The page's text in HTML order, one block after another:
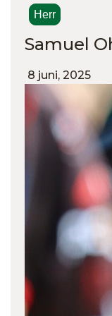
Herr
Samuel
8 juni, 2025